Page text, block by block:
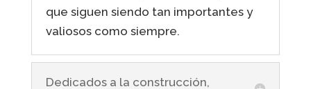
que siguen siendo tan importantes y
valiosos como siempre.
Dedicados a la construcción,